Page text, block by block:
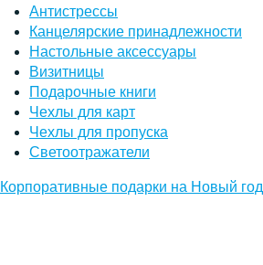
Антистрессы
Канцелярские принадлежности
Настольные аксессуары
Визитницы
Подарочные книги
Чехлы для карт
Чехлы для пропуска
Светоотражатели
Корпоративные подарки на Новый год